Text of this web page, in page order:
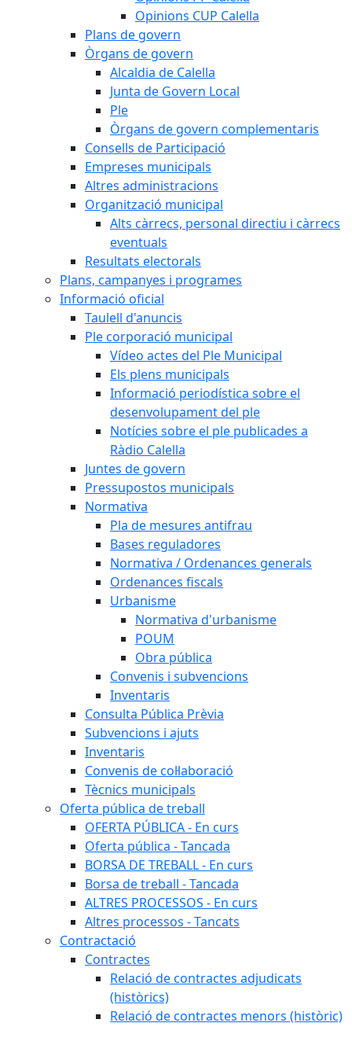
Opinions CUP Calella
Plans de govern
Òrgans de govern
Alcaldia de Calella
Junta de Govern Local
Ple
Òrgans de govern complementaris
Consells de Participació
Empreses municipals
Altres administracions
Organització municipal
Alts càrrecs, personal directiu i càrrecs
eventuals
Resultats electorals
Plans, campanyes i programes
Informació oficial
Taulell d'anuncis
Ple corporació municipal
Vídeo actes del Ple Municipal
Els plens municipals
Informació periodística sobre el
desenvolupament del ple
Notícies sobre el ple publicades a
Ràdio Calella
Juntes de govern
Pressupostos municipals
Normativa
Pla de mesures antifrau
Bases reguladores
Normativa / Ordenances generals
Ordenances fiscals
Urbanisme
Normativa d'urbanisme
POUM
Obra pública
Convenis i subvencions
Inventaris
Consulta Pública Prèvia
Subvencions i ajuts
Inventaris
Convenis de col·laboració
Tècnics municipals
Oferta pública de treball
OFERTA PÚBLICA - En curs
Oferta pública - Tancada
BORSA DE TREBALL - En curs
Borsa de treball - Tancada
ALTRES PROCESSOS - En curs
Altres processos - Tancats
Contractació
Contractes
Relació de contractes adjudicats
(històrics)
Relació de contractes menors (històric)